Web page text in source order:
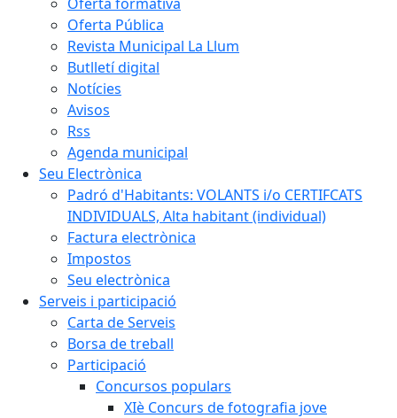
Oferta Pública
Revista Municipal La Llum
Butlletí digital
Notícies
Avisos
Rss
Agenda municipal
Seu Electrònica
Padró d'Habitants: VOLANTS i/o CERTIFCATS
INDIVIDUALS, Alta habitant (individual)
Factura electrònica
Impostos
Seu electrònica
Serveis i participació
Carta de Serveis
Borsa de treball
Participació
Concursos populars
XIè Concurs de fotografia jove